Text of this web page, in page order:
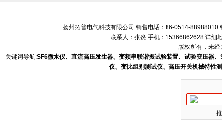
扬州拓普电气科技有限公司 销售电话：86-0514-88988010
联系人：张炎 手机：15366862628 详细
版权所有，未
关键词导航:SF6微水仪、直流高压发生器、变频串联谐振试验装置、试验变压器
仪、变比组别测试仪、高压开关机械特性